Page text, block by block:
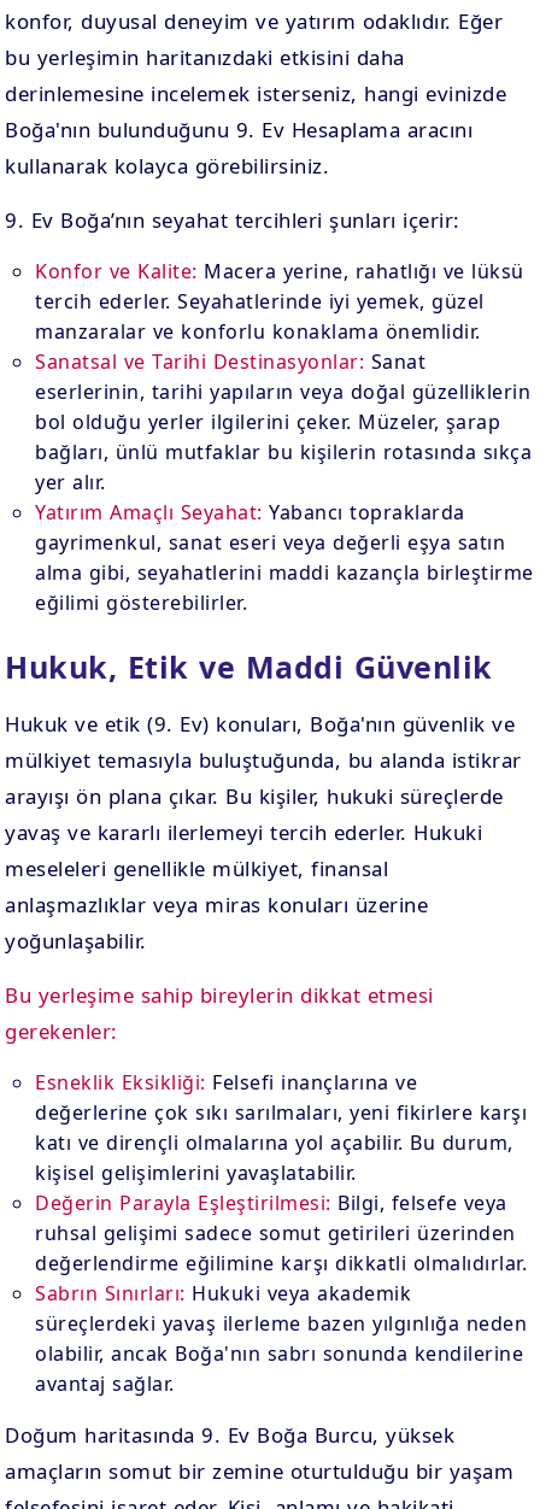
konfor, duyusal deneyim ve yatırım odaklıdır. Eğer
bu yerleşimin haritanızdaki etkisini daha
derinlemesine incelemek isterseniz, hangi evinizde
Boğa'nın bulunduğunu 9. Ev Hesaplama aracını
kullanarak kolayca görebilirsiniz.
9. Ev Boğa’nın seyahat tercihleri şunları içerir:
Konfor ve Kalite: Macera yerine, rahatlığı ve lüksü
tercih ederler. Seyahatlerinde iyi yemek, güzel
manzaralar ve konforlu konaklama önemlidir.
Sanatsal ve Tarihi Destinasyonlar: Sanat
eserlerinin, tarihi yapıların veya doğal güzelliklerin
bol olduğu yerler ilgilerini çeker. Müzeler, şarap
bağları, ünlü mutfaklar bu kişilerin rotasında sıkça
yer alır.
Yatırım Amaçlı Seyahat: Yabancı topraklarda
gayrimenkul, sanat eseri veya değerli eşya satın
alma gibi, seyahatlerini maddi kazançla birleştirme
eğilimi gösterebilirler.
Hukuk, Etik ve Maddi Güvenlik
Hukuk ve etik (9. Ev) konuları, Boğa'nın güvenlik ve
mülkiyet temasıyla buluştuğunda, bu alanda istikrar
arayışı ön plana çıkar. Bu kişiler, hukuki süreçlerde
yavaş ve kararlı ilerlemeyi tercih ederler. Hukuki
meseleleri genellikle mülkiyet, finansal
anlaşmazlıklar veya miras konuları üzerine
yoğunlaşabilir.
Bu yerleşime sahip bireylerin dikkat etmesi
gerekenler:
Esneklik Eksikliği: Felsefi inançlarına ve
değerlerine çok sıkı sarılmaları, yeni fikirlere karşı
katı ve dirençli olmalarına yol açabilir. Bu durum,
kişisel gelişimlerini yavaşlatabilir.
Değerin Parayla Eşleştirilmesi: Bilgi, felsefe veya
ruhsal gelişimi sadece somut getirileri üzerinden
değerlendirme eğilimine karşı dikkatli olmalıdırlar.
Sabrın Sınırları: Hukuki veya akademik
süreçlerdeki yavaş ilerleme bazen yılgınlığa neden
olabilir, ancak Boğa'nın sabrı sonunda kendilerine
avantaj sağlar.
Doğum haritasında 9. Ev Boğa Burcu, yüksek
amaçların somut bir zemine oturtulduğu bir yaşam